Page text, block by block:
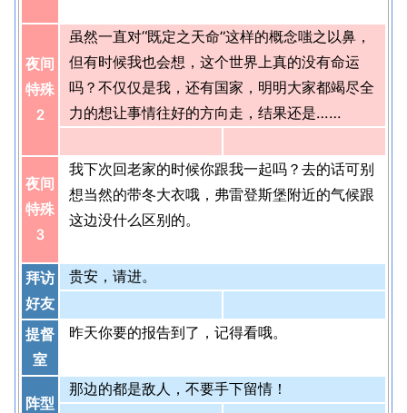
夜间
特殊
2
虽然一直对“既定之天命”这样的概念嗤之以鼻，
但有时候我也会想，这个世界上真的没有命运
吗？不仅仅是我，还有国家，明明大家都竭尽全
力的想让事情往好的方向走，结果还是……
夜间
特殊
3
我下次回老家的时候你跟我一起吗？去的话可别
想当然的带冬大衣哦，弗雷登斯堡附近的气候跟
这边没什么区别的。
拜访
好友
贵安，请进。
提督
室
昨天你要的报告到了，记得看哦。
阵型
那边的都是敌人，不要手下留情！